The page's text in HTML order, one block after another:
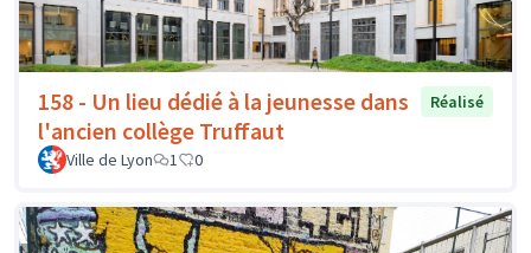
158 - Un lieu dédié à la jeunesse dans
l'ancien collège Truffaut
Réalisé
Ville de Lyon 1 0